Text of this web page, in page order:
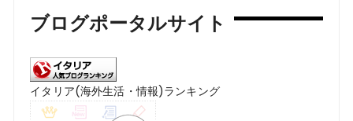
ブログポータルサイト
イタリア(海外生活・情報)ランキング